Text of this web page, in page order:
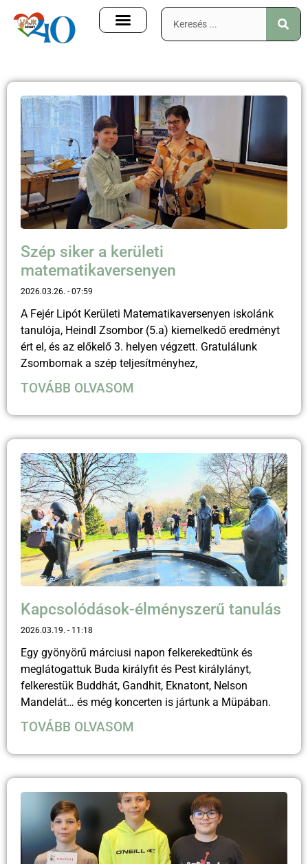
Szép siker a kerületi
matematikaversenyen
2026.03.26. 07:59
A Fejér Lipót Kerületi Matematikaversenyen iskolánk
tanulója, Heindl Zsombor (5.a) kiemelkedő eredményt
ért el, és az előkelő 3. helyen végzett. Gratulálunk
Zsombornak a szép teljesítményhez,
TOVÁBB OLVASOM
Kapcsolódások-élményszerű tanulás
2026.03.19. 11:18
Egy gyönyörű márciusi napon felkerekedtünk és
meglátogattuk Buda királyfit és Pest királylányt,
felkerestük Buddhát, Gandhit, Eknatont, Nelson
Mandelát… és még koncerten is jártunk a Müpában.
TOVÁBB OLVASOM